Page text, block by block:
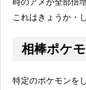
これはきょうか・
相棒ポケ
特定のポケモンを